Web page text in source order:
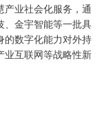
业社会化服务，通
、金宇智能等一批具
的数字化能力对外持
业互联网等战略性新